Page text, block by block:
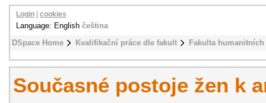
DSpace Home Kvalifikační práce dle fakult Fakulta
Login cookies
Language: English čeština
Současné postoje žen k